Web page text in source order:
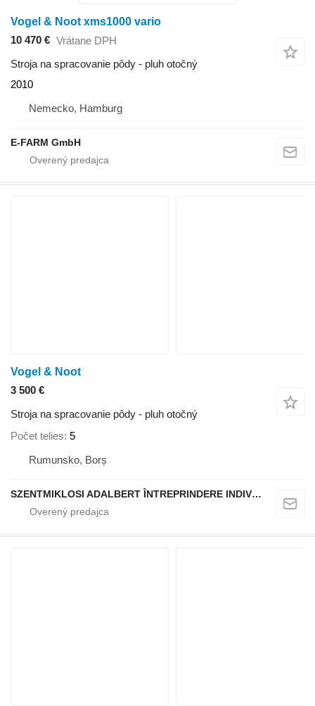
Vogel & Noot xms1000 vario
10 470 € Vrátane DPH
Stroja na spracovanie pôdy - pluh otočný
2010
Nemecko, Hamburg
E-FARM GmbH
Vogel & Noot
3 500 €
Stroja na spracovanie pôdy - pluh otočný
Počet telies 5
Rumunsko, Borș
SZENTMIKLOSI ADALBERT ÎNTREPRINDERE INDIVIDUALĂ